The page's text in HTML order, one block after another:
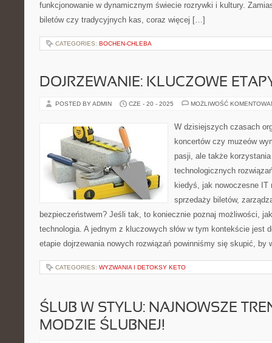
funkcjonowanie w dynamicznym świecie rozrywki i kultury.
biletów czy tradycyjnych kas, coraz więcej […]
CATEGORIES: BOCHEN-CHLEBA
DOJRZEWANIE: KLUCZOWE
POSTED BY ADMIN CZE - 20 - 2025 MOŻLIWOŚĆ
W dzisiejszych czasach
koncertów czy muzeów
pasji, ale także
technologicznych
kiedyś, jak nowoczesne IT
sprzedaży biletów,
bezpieczeństwem? Jeśli tak, to koniecznie poznaj możliwości,
technologia. A jednym z kluczowych słów w tym kontekście jest
etapie dojrzewania nowych rozwiązań powinniśmy się skupić,
CATEGORIES: WYZWANIA I DETOKSY KETO
ŚLUB W STYLU: NAJNOWSZE
MODZIE ŚLUBNEJ!